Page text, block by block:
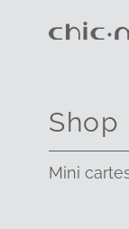
Shop
Mini